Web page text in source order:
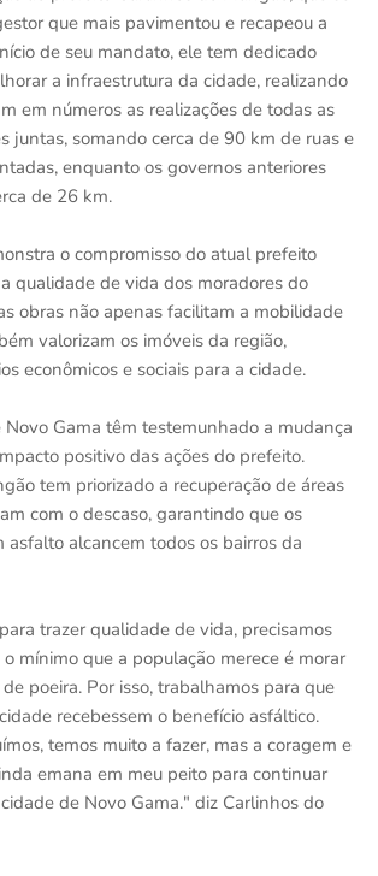
que mais pavimentou e recapeou a
de seu mandato, ele tem dedicado
a infraestrutura da cidade, realizando
em números as realizações de todas as
juntas, somando cerca de 90 km de ruas e
enquanto os governos anteriores
de 26 km.
o compromisso do atual prefeito
qualidade de vida dos moradores do
obras não apenas facilitam a mobilidade
valorizam os imóveis da região,
econômicos e sociais para a cidade.
Novo Gama têm testemunhado a mudança
positivo das ações do prefeito.
tem priorizado a recuperação de áreas
com o descaso, garantindo que os
asfalto alcancem todos os bairros da
trazer qualidade de vida, precisamos
mínimo que a população merece é morar
poeira. Por isso, trabalhamos para que
recebessem o benefício asfáltico.
temos muito a fazer, mas a coragem e
emana em meu peito para continuar
de Novo Gama." diz Carlinhos do